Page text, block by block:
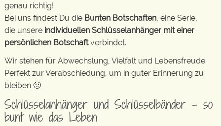
genau richtig!
Bei uns findest Du die Bunten Botschaften , eine Serie,
die unsere individuellen Schlüsselanhänger mit einer
persönlichen Botschaftverbindet.
Wir stehen für Abwechslung, Vielfalt und Lebensfreude.
Perfekt zur Verabschiedung, um in guter Erinnerung zu
bleiben 🙂
Schlüsselanhänger und Schlüsselbänder – so
bunt wie das Leben